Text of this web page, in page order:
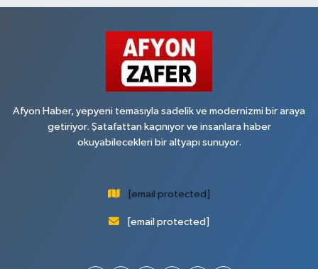
Afyon Haber, yepyeni temasıyla sadelik ve modernizmi bir araya
getiriyor. Şatafattan kaçınıyor ve insanlara haber
okuyabilecekleri bir altyapı sunuyor.
[email protected]
[email protected]